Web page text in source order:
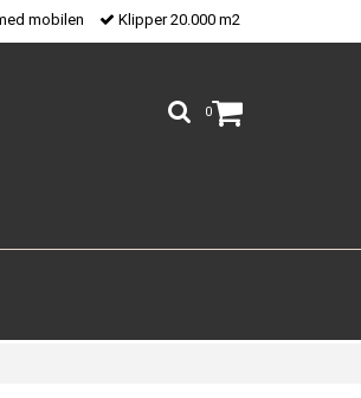
mobilen Klipper 20.000 m2
0